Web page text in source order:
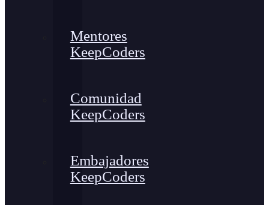
Mentores
KeepCoders
Comunidad
KeepCoders
Embajadores
KeepCoders